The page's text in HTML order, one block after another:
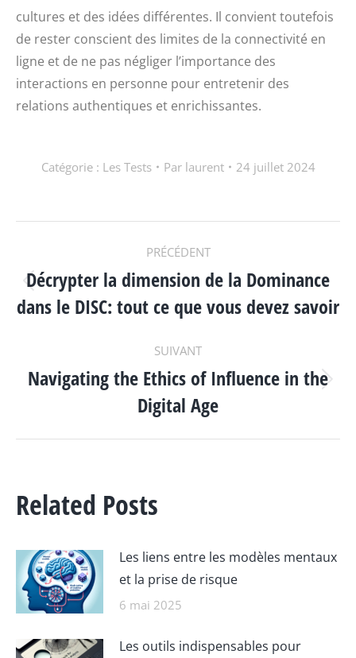
cultures et des idées différentes. Il convient toutefois
de rester conscient des limites de la connectivité en
ligne et de ne pas négliger l’importance des
interactions en personne pour entretenir des
relations authentiques et enrichissantes.
Catégorie : Les Tests Par laurent 24 juillet 2024
NAVIGATION
ARTICLE
PRÉCÉDENT
Article
précédent
Décrypter la dimension de la Dominance
dans le DISC: tout ce que vous devez savoir
SUIVANT
Article
suivant
:
Navigating the Ethics of Influence in the
Digital Age
Related Posts
Les liens entre les modèles mentaux
et la prise de risque
6 mai 2025
Les outils indispensables pour